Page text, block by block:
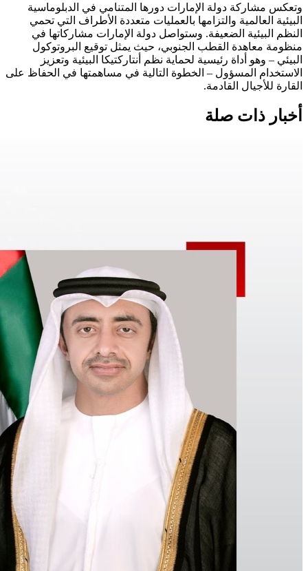
‎وتعكس مشاركة دولة الإمارات دورها المتنامي في الدبلوماسية
البيئية العالمية والتزامها بالعمليات متعددة الأطراف التي تحمي
النظم البيئية الضعيفة. وستواصل دولة الإمارات مشاركاتها في
منظومة معاهدة القطب الجنوبي، حيث يمثل توقيع البروتوكول
البيئي – وهو أداة رئيسية لحماية نظم أنتاركتيكا البيئية وتعزيز
الاستخدام المسؤول – الخطوة التالية في مساهمتها في الحفاظ على
القارة للأجيال القادمة.
أخبار ذات صلة